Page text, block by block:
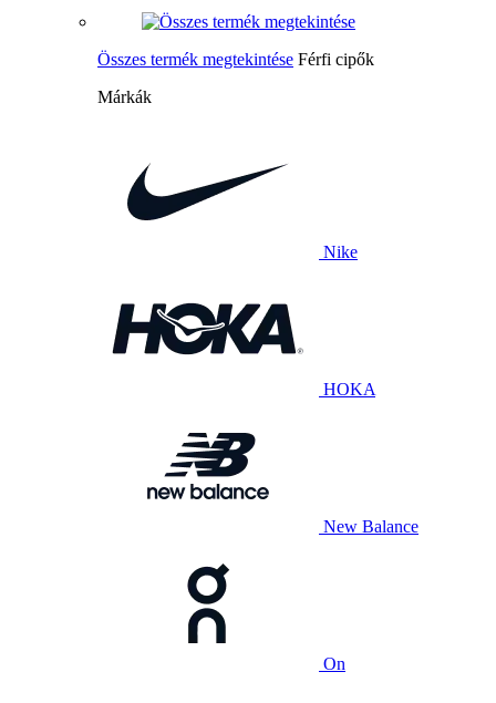
Összes termék megtekintése Férfi cipők
Márkák
Nike
HOKA
New Balance
On